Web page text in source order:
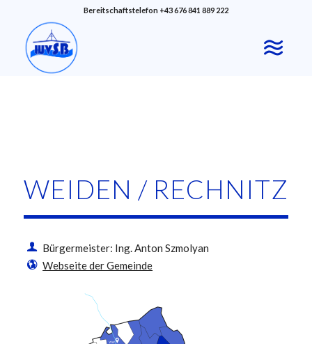
Bereitschaftstelefon +43 676 841 889 222
WEIDEN / RECHNITZ
Bürgermeister: Ing. Anton Szmolyan
Webseite der Gemeinde